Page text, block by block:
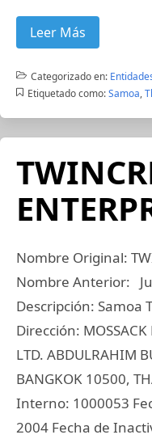
Leer Más
Categorizado en:
Etiquetado como: Samoa,
Nombre Original:
Nombre Anterior:
Descripción: Samoa
Dirección: MOSSACK
LTD. ABDULRAHIM
BANGKOK 10500,
Interno: 1000053
2004 Fecha de